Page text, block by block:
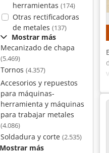
herramientas (174)
Otras rectificadoras
de metales (137)
Mostrar más
Mecanizado de chapa
(5.469)
Tornos (4.357)
Accesorios y repuestos
para máquinas-
herramienta y máquinas
para trabajar metales
(4.086)
Soldadura y corte (2.535)
Mostrar más